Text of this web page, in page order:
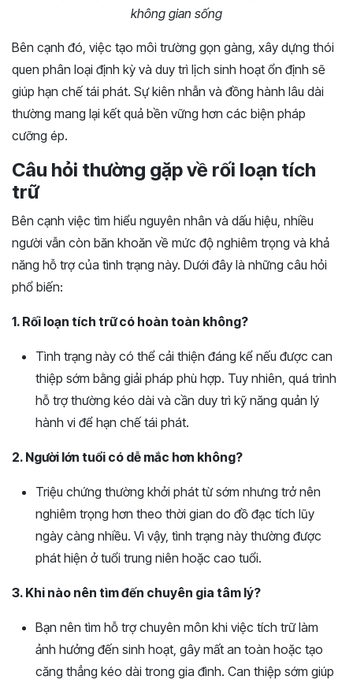
không gian sống
Bên cạnh đó, việc tạo môi trường gọn gàng, xây dựng thói
quen phân loại định kỳ và duy trì lịch sinh hoạt ổn định sẽ
giúp hạn chế tái phát. Sự kiên nhẫn và đồng hành lâu dài
thường mang lại kết quả bền vững hơn các biện pháp
cưỡng ép.
Câu hỏi thường gặp về rối loạn tích
trữ
Bên cạnh việc tìm hiểu nguyên nhân và dấu hiệu, nhiều
người vẫn còn băn khoăn về mức độ nghiêm trọng và khả
năng hỗ trợ của tình trạng này. Dưới đây là những câu hỏi
phổ biến:
1. Rối loạn tích trữ có hoàn toàn không?
Tình trạng này có thể cải thiện đáng kể nếu được can
thiệp sớm bằng giải pháp phù hợp. Tuy nhiên, quá trình
hỗ trợ thường kéo dài và cần duy trì kỹ năng quản lý
hành vi để hạn chế tái phát.
2. Người lớn tuổi có dễ mắc hơn không?
Triệu chứng thường khởi phát từ sớm nhưng trở nên
nghiêm trọng hơn theo thời gian do đồ đạc tích lũy
ngày càng nhiều. Vì vậy, tình trạng này thường được
phát hiện ở tuổi trung niên hoặc cao tuổi.
3. Khi nào nên tìm đến chuyên gia tâm lý?
Bạn nên tìm hỗ trợ chuyên môn khi việc tích trữ làm
ảnh hưởng đến sinh hoạt, gây mất an toàn hoặc tạo
căng thẳng kéo dài trong gia đình. Can thiệp sớm giúp